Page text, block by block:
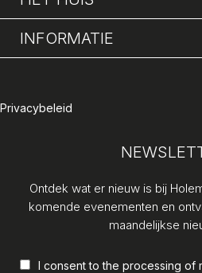
INFORMATIE
Privacybeleid
Ontdek wat er nieuw is bij
komende evenementen en
maandelijkse
I consent to the processing of